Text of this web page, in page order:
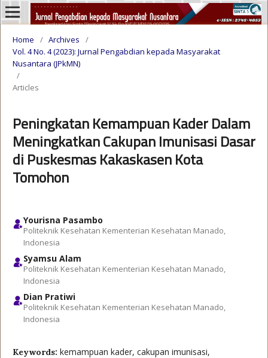
Home / Archives
/
Vol. 4 No. 4 (2023): Jurnal Pengabdian kepada Masyarakat
Nusantara (JPkMN)
/
Articles
Peningkatan Kemampuan Kader Dalam
Meningkatkan Cakupan Imunisasi Dasar
di Puskesmas Kakaskasen Kota
Tomohon
Yourisna Pasambo
Politeknik Kesehatan Kementerian Kesehatan Manado,
Indonesia
Syamsu Alam
Politeknik Kesehatan Kementerian Kesehatan Manado,
Indonesia
Dian Pratiwi
Politeknik Kesehatan Kementerian Kesehatan Manado,
Indonesia
Keywords: kemampuan kader, cakupan imunisasi,